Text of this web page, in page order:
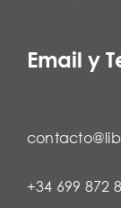
Email y
+34 699 872